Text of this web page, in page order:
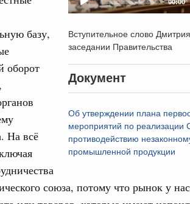
00:00
Вступительное слово
заседании Правительства
Документ
Об утверждении плана
мероприятий по реализации
противодействию
промышленной продукции
базу,
оборот
На всё
союза, потому что рынок у
31
Для
Архив